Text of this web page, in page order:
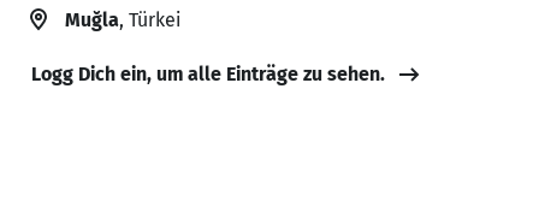
Muğla, Türkei
Logg Dich ein, um alle Einträge zu sehen.